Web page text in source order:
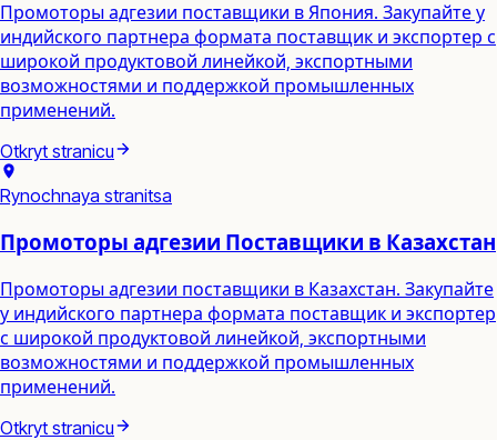
Промоторы адгезии поставщики в Япония. Закупайте у
индийского партнера формата поставщик и экспортер с
широкой продуктовой линейкой, экспортными
возможностями и поддержкой промышленных
применений.
Otkryt stranicu
Rynochnaya stranitsa
Промоторы адгезии Поставщики в Казахстан
Промоторы адгезии поставщики в Казахстан. Закупайте
у индийского партнера формата поставщик и экспортер
с широкой продуктовой линейкой, экспортными
возможностями и поддержкой промышленных
применений.
Otkryt stranicu